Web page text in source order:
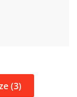
(3)